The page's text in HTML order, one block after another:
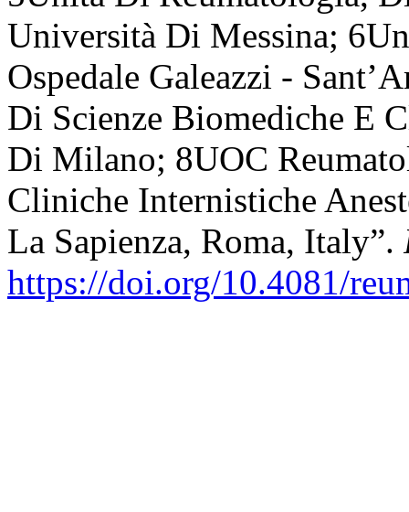
Università Di Messina;
Ospedale Galeazzi -
Di Scienze Biomediche E
Di Milano; 8UOC
Cliniche Internistiche
La Sapienza, Roma, Italy”.
https://doi.org/10.4081/